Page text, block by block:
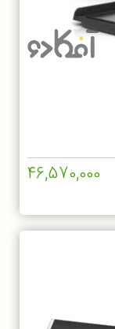
46,570,000